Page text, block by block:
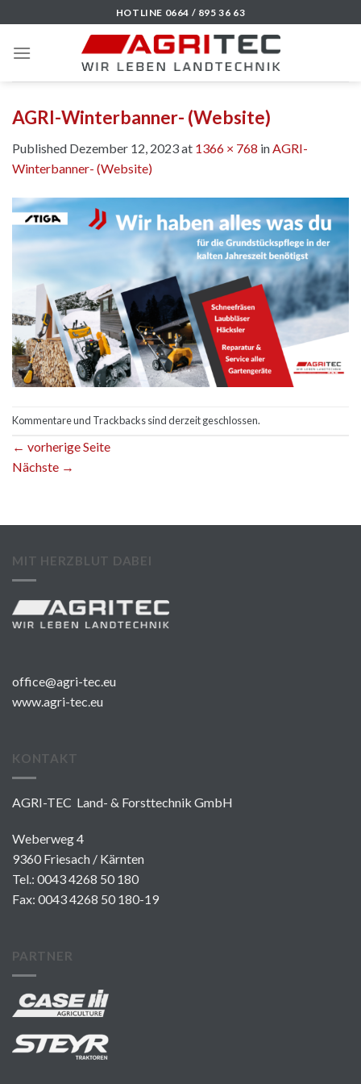
to
content
HOTLINE 0664 / 895 36 63
AGRI-Winterbanner- (Website)
Published Dezember 12, 2023at 1366 × 768 inAGRI-
Winterbanner- (Website)
Kommentare und Trackbacks sind derzeit geschlossen.
← vorherige Seite
Nächste →
MIT HERZBLUT DABEI
office@agri-tec.eu
www.agri-tec.eu
KONTAKT
AGRI-TEC Land- & Forsttechnik GmbH
Weberweg 4
9360 Friesach / Kärnten
Tel.: 0043 4268 50 180
Fax: 0043 4268 50 180-19
PARTNER